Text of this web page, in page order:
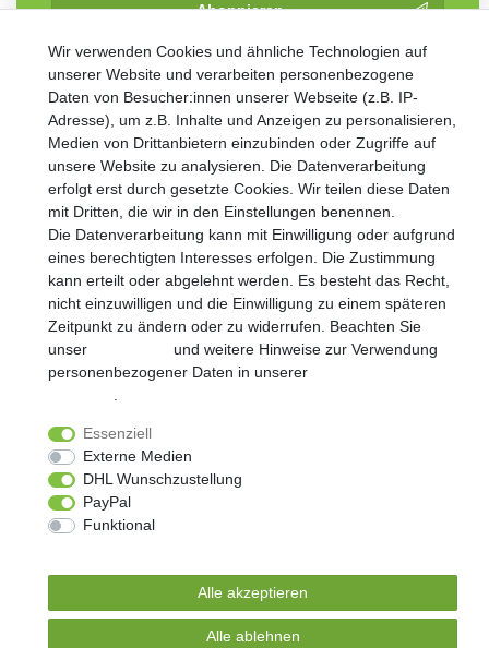
Abonnieren
** Hierbei handelt es sich um ein Pflichtfeld.
Widerrufs­recht Impressum Daten­schutz­erklärung
AGB Kontakt
© Copyright 2026 | Alle Rechte vorbehalten.
Realisierung und Umsetzung by Commerce-factory
Wir verwenden Cookies und ähnliche Technologien auf
unserer Website und verarbeiten personenbezogene
Daten von Besucher:innen unserer Webseite (z.B. IP-
Adresse), um z.B. Inhalte und Anzeigen zu personalisieren,
Medien von Drittanbietern einzubinden oder Zugriffe auf
unsere Website zu analysieren. Die Datenverarbeitung
erfolgt erst durch gesetzte Cookies. Wir teilen diese Daten
mit Dritten, die wir in den Einstellungen benennen.
Die Datenverarbeitung kann mit Einwilligung oder aufgrund
eines berechtigten Interesses erfolgen. Die Zustimmung
kann erteilt oder abgelehnt werden. Es besteht das Recht,
nicht einzuwilligen und die Einwilligung zu einem späteren
Zeitpunkt zu ändern oder zu widerrufen. Beachten Sie
unser
und weitere Hinweise zur Verwendung
personenbezogener Daten in unserer
Essenziell
Externe Medien
DHL Wunschzustellung
PayPal
Funktional
Alle akzeptieren
Alle ablehnen